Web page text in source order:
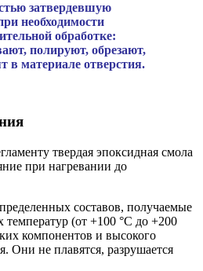
затвердевшую
необходимости
обработке:
полируют, обрезают,
в материале отверстия.
твердая эпоксидная смола
при нагревании до
составов, получаемые
температур (от +100 °С до +200
компонентов и высокого
Они не плавятся, разрушается